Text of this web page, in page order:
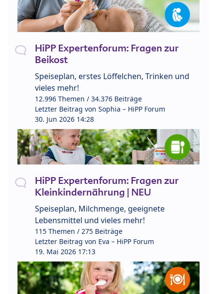
HiPP Expertenforum: Fragen zur
Beikost
Speiseplan, erstes Löffelchen, Trinken und
vieles mehr!
12.996 Themen / 34.376 Beiträge
Letzter Beitrag von Sophia – HiPP Forum
30. Jun 2026 14:28
HiPP Expertenforum: Fragen zur
Kleinkindernährung | NEU
Speiseplan, Milchmenge, geeignete
Lebensmittel und vieles mehr!
115 Themen / 275 Beiträge
Letzter Beitrag von Eva – HiPP Forum
19. Mai 2026 17:13